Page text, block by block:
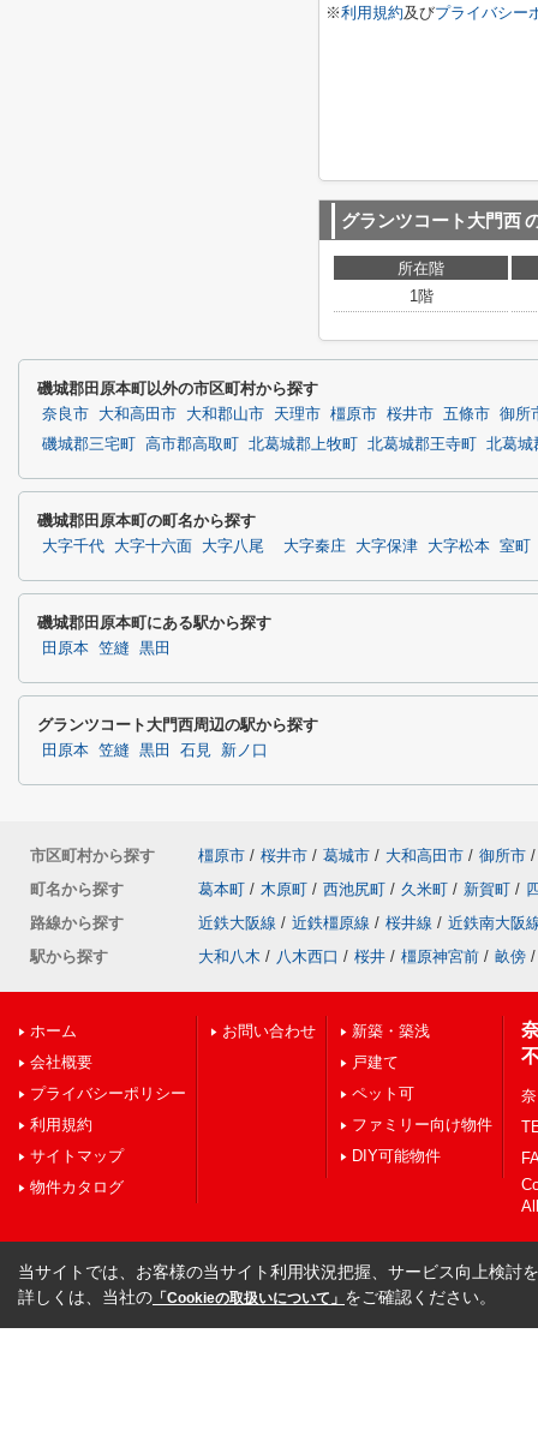
※利用規約及びプライバシー
グランツコート大門西
所在階
1階
磯城郡田原本町以外の市区町村から探す
奈良市 大和高田市 大和郡山市 天理市 橿原市 桜井市 五條市 御所
磯城郡三宅町
高市郡高取町 北葛城郡上牧町 北葛城郡王寺町 北葛城
磯城郡田原本町の町名から探す
大字千代 大字十六面 大字八尾 大字秦庄 大字保津 大字松本 室町
磯城郡田原本町にある駅から探す
田原本 笠縫 黒田
グランツコート大門西周辺の駅から探す
田原本 笠縫 黒田 石見 新ノ口
市区町村から探す 橿原市 / 桜井市 / 葛城市 / 大和高田市 / 御所市 /
町名から探す
葛本町 / 木原町 / 西池尻町 / 久米町 / 新賀町 /
路線から探す
近鉄大阪線 / 近鉄橿原線 / 桜井線 / 近鉄南大阪
駅から探す
大和八木 / 八木西口 / 桜井 / 橿原神宮前 / 畝傍 /
ホーム
会社概要
プライバシーポリシー
利用規約
サイトマップ
物件カタログ
お問い合わせ
新築・築浅
戸建て
ペット可
ファミリー向け物件
DIY可能物件
当サイトでは、お客様の当サイト利用状況把握、サービス向上検討
詳しくは、当社の 「Cookieの取扱いについて」 をご確認ください。